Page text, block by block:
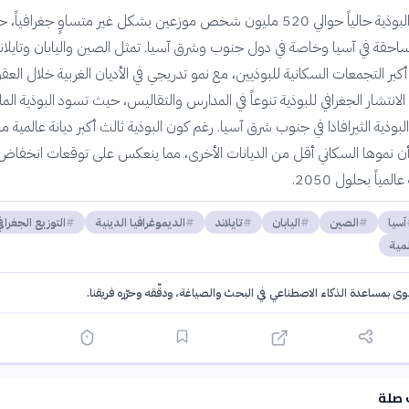
يبلغ عدد أتباع البوذية حالياً حوالي 520 مليون شخص موزعين بشكل غير متساوٍ
الساحقة في آسيا وخاصة في دول جنوب وشرق آسيا. تمثل الصين واليابان
التجمعات السكانية للبوذيين، مع نمو تدريجي في الأديان الغربية خلال
الجغرافي للبوذية تنوعاً في المدارس والتقاليس، حيث تسود البوذية
الثيرافادا في جنوب شرق آسيا. رغم كون البوذية ثالث أكبر ديانة
أن نموها السكاني أقل من الديانات الأخرى، مما ينعكس على توقعات
بحلول 2050.
آسيا الصين اليابان تايلاند الديموغرافيا الدينية
التوزيع
بمساعدة الذكاء الاصطناعي في البحث والصياغة، ودقّقه وحرّره فريقنا.
صلة